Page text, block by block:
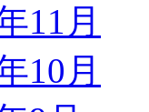
11月
10月